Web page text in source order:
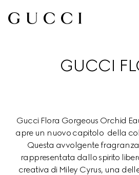
GUCCI
Gucci Flora Gorgeous Orchid
apre un nuovo capitolo  della
Questa avvolgente
rappresentata dallo spirito
creativa di Miley Cyrus, una